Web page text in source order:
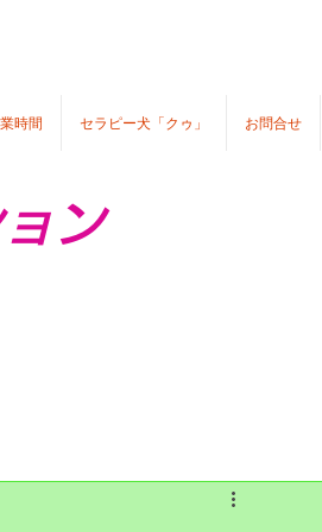
時間 セラピー犬「クゥ」 お問合せ
ン